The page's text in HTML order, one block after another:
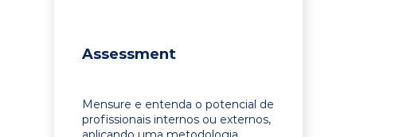
Assessment
Mensure e entenda o potencial de
profissionais internos ou externos,